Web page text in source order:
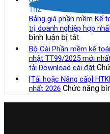
chọ
Th2
Bảng giá phần mềm Kế
trị doanh nghiệp hợp
bình luận bị tắtở
Bảng
giá
phần
mềm
Kế
toán
MISA
Bộ Cài Phần mềm kế
nhật TT99/2025 mới
tải Download cài đặt
[Tải hoặc Nâng cấp]
nhất 2026 Chức năng